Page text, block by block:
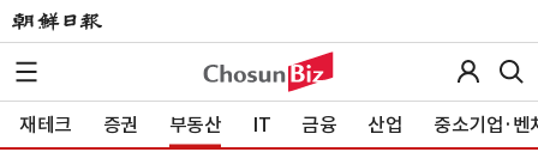
재테크 증권 부동산 IT 금융 산업 중소기업·벤